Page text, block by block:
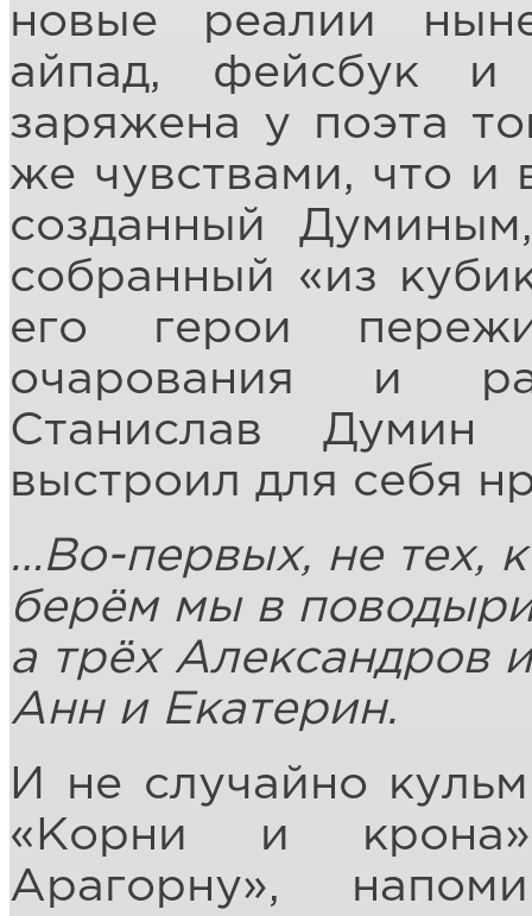
новые реалии
айпад, фейсбук
заряжена у поэта
же чувствами, что и
созданный
собранный «из
его герои
очарования и
Станислав
выстроил для себя
…Во-первых, не тех,
берём мы в
а трёх Александров
Анн и Екатерин.
И не случайно
«Корни и крона»
Арагорну»,